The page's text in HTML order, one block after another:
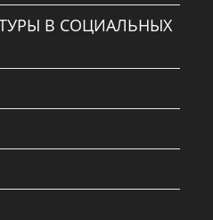
В СОЦИАЛЬНЫХ